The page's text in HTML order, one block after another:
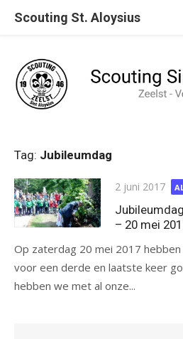
inhoud
Scouting St. Aloysius
Tag: Jubileumdag
Gepubliceerd
op
2 juni 2017
– 20 mei
Op zaterdag 20 mei 2017
voor een derde en laatste keer
hebben we met al onze...